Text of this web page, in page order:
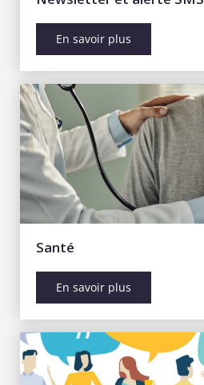
En savoir plus
Santé
En savoir plus